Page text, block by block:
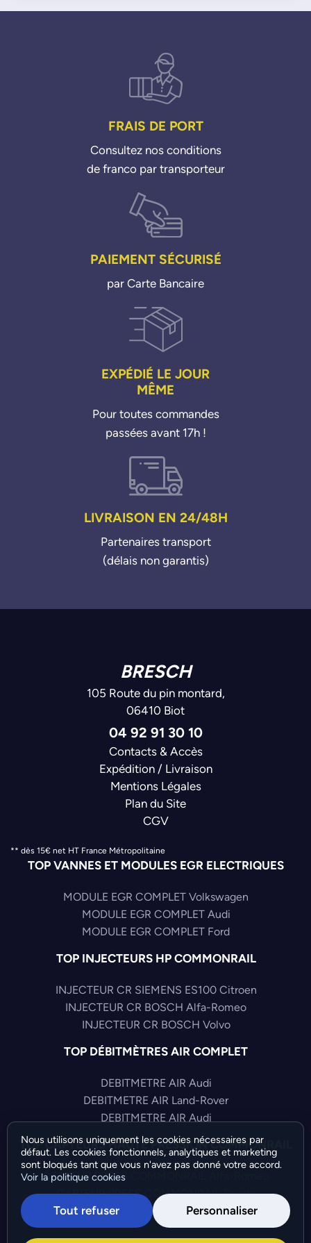
FRAIS DE PORT
Consultez nos conditions
de franco par transporteur
PAIEMENT SÉCURISÉ
par Carte Bancaire
EXPÉDIÉ LE JOUR
MÊME
Pour toutes commandes
passées avant 17h !
LIVRAISON EN 24/48H
Partenaires transport
(délais non garantis)
BRESCH
105 Route du pin montard,
06410 Biot
04 92 91 30 10
Contacts & Accès
Expédition / Livraison
Mentions Légales
Plan du Site
CGV
** dès 15€ net HT France Métropolitaine
TOP VANNES ET MODULES EGR ELECTRIQUES
MODULE EGR COMPLET Volkswagen
MODULE EGR COMPLET Audi
MODULE EGR COMPLET Ford
TOP INJECTEURS HP COMMONRAIL
INJECTEUR CR SIEMENS ES100 Citroen
INJECTEUR CR BOSCH Alfa-Romeo
INJECTEUR CR BOSCH Volvo
TOP DÉBITMÈTRES AIR COMPLET
DEBITMETRE AIR Audi
DEBITMETRE AIR Land-Rover
DEBITMETRE AIR Audi
TOP CAPTEURS HAUTE PRESSION COMMONRAIL
CAPTEUR PRESS COMMONRAIL Alfa-Romeo
CAPTEUR PRESS COMMONRAIL Toyota
CAPTEUR PRESS COMMONRAIL Citroen
Nous utilisons uniquement les cookies nécessaires par
défaut. Les cookies fonctionnels, analytiques et marketing
sont bloqués tant que vous n'avez pas donné votre accord.
Voir la politique cookies
Tout refuser Personnaliser